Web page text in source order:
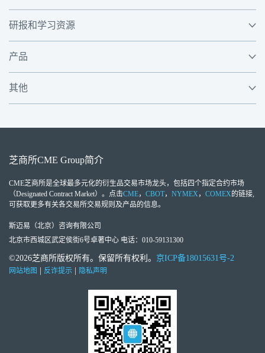
研报和学习资源
产品
其他
芝商所CME Group简介
CME芝商所是全球最多元化的衍生品交易市场龙头，包括四个指定合约市场
（Designated Contract Market）。点击CME， CBOT， NYMEX， COMEX的链接,
可获取更多有关各交易所交易规则及产品的信息。
斯迈易（北京）咨询有限公司
北京市西城区武定侯街6号卓著中心 电话：010-59131300
©2026芝商所版权所有。保留所有权利。 京ICP备18015631号-2
网站地图 反诈提示 隐私声明